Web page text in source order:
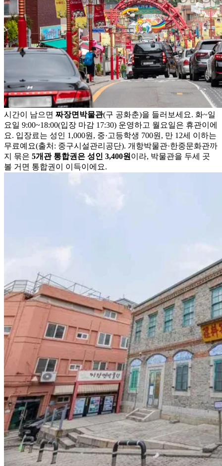
시간이 남으면 짜장면박물관(구 공화춘)을 들러보세요. 화~일
요일 9:00~18:00(입장 마감 17:30) 운영하고 월요일은 휴관이에
요. 입장료는 성인 1,000원, 중·고등학생 700원, 만 12세 이하는
무료예요(출처: 중구시설관리공단). 개항박물관·한중문화관까
지 묶은 5개관 통합권은 성인 3,400원 이라, 박물관을 두세 곳
볼 거면 통합권이 이득이에요.